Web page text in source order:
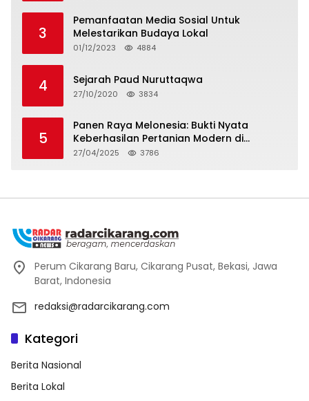
3
Pemanfaatan Media Sosial Untuk
Melestarikan Budaya Lokal
01/12/2023 4884
4 Sejarah Paud Nuruttaqwa
27/10/2020 3834
5
Panen Raya Melonesia: Bukti Nyata
Keberhasilan Pertanian Modern di
Kabupaten Bekasi
27/04/2025 3786
Perum Cikarang Baru, Cikarang Pusat, Bekasi, Jawa
Barat, Indonesia
redaksi@radarcikarang.com
Kategori
Berita Nasional
Berita Lokal